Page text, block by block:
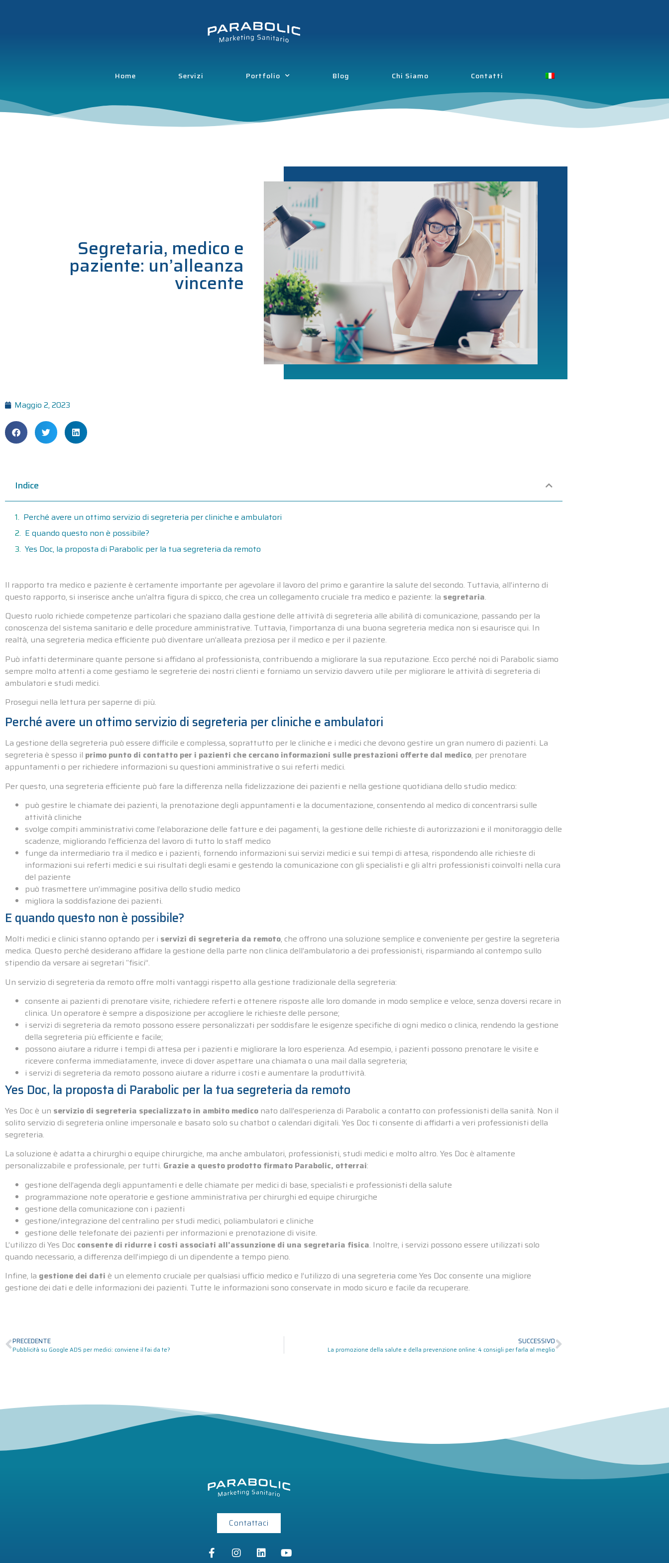
Home Servizi Portfolio Blog Chi Siamo Contatti
Segretaria, medico e
paziente: un’alleanza
vincente
Maggio 2, 2023
Indice
Perché avere un ottimo servizio di segreteria per cliniche e ambulatori
E quando questo non è possibile?
Yes Doc, la proposta di Parabolic per la tua segreteria da remoto
Il rapporto tra medico e paziente è certamente importante per agevolare il lavoro del primo e garantire la salute del secondo. Tuttavia, all’interno di
questo rapporto, si inserisce anche un’altra figura di spicco, che crea un collegamento cruciale tra medico e paziente: la segretaria.
Questo ruolo richiede competenze particolari che spaziano dalla gestione delle attività di segreteria alle abilità di comunicazione, passando per la
conoscenza del sistema sanitario e delle procedure amministrative. Tuttavia, l’importanza di una buona segreteria medica non si esaurisce qui. In
realtà, una segreteria medica efficiente può diventare un’alleata preziosa per il medico e per il paziente.
Può infatti determinare quante persone si affidano al professionista, contribuendo a migliorare la sua reputazione. Ecco perché noi di Parabolic siamo
sempre molto attenti a come gestiamo le segreterie dei nostri clienti e forniamo un servizio davvero utile per migliorare le attività di segreteria di
ambulatori e studi medici.
Prosegui nella lettura per saperne di più.
Perché avere un ottimo servizio di segreteria per cliniche e ambulatori
La gestione della segreteria può essere difficile e complessa, soprattutto per le cliniche e i medici che devono gestire un gran numero di pazienti. La
segreteria è spesso il primo punto di contatto per i pazienti che cercano informazioni sulle prestazioni offerte dal medico, per prenotare
appuntamenti o per richiedere informazioni su questioni amministrative o sui referti medici.
Per questo, una segreteria efficiente può fare la differenza nella fidelizzazione dei pazienti e nella gestione quotidiana dello studio medico:
può gestire le chiamate dei pazienti, la prenotazione degli appuntamenti e la documentazione, consentendo al medico di concentrarsi sulle
attività cliniche
svolge compiti amministrativi come l’elaborazione delle fatture e dei pagamenti, la gestione delle richieste di autorizzazioni e il monitoraggio delle
scadenze, migliorando l’efficienza del lavoro di tutto lo staff medico
funge da intermediario tra il medico e i pazienti, fornendo informazioni sui servizi medici e sui tempi di attesa, rispondendo alle richieste di
informazioni sui referti medici e sui risultati degli esami e gestendo la comunicazione con gli specialisti e gli altri professionisti coinvolti nella cura
del paziente
può trasmettere un’immagine positiva dello studio medico
migliora la soddisfazione dei pazienti.
E quando questo non è possibile?
Molti medici e clinici stanno optando per i servizi di segreteria da remoto, che offrono una soluzione semplice e conveniente per gestire la segreteria
medica. Questo perché desiderano affidare la gestione della parte non clinica dell’ambulatorio a dei professionisti, risparmiando al contempo sullo
stipendio da versare ai segretari “fisici”.
Un servizio di segreteria da remoto offre molti vantaggi rispetto alla gestione tradizionale della segreteria:
consente ai pazienti di prenotare visite, richiedere referti e ottenere risposte alle loro domande in modo semplice e veloce, senza doversi recare in
clinica. Un operatore è sempre a disposizione per accogliere le richieste delle persone;
i servizi di segreteria da remoto possono essere personalizzati per soddisfare le esigenze specifiche di ogni medico o clinica, rendendo la gestione
della segreteria più efficiente e facile;
possono aiutare a ridurre i tempi di attesa per i pazienti e migliorare la loro esperienza. Ad esempio, i pazienti possono prenotare le visite e
ricevere conferma immediatamente, invece di dover aspettare una chiamata o una mail dalla segreteria;
i servizi di segreteria da remoto possono aiutare a ridurre i costi e aumentare la produttività.
Yes Doc, la proposta di Parabolic per la tua segreteria da remoto
Yes Doc è un servizio di segreteria specializzato in ambito medico nato dall’esperienza di Parabolic a contatto con professionisti della sanità. Non il
solito servizio di segreteria online impersonale e basato solo su chatbot o calendari digitali. Yes Doc ti consente di affidarti a veri professionisti della
segreteria.
La soluzione è adatta a chirurghi o equipe chirurgiche, ma anche ambulatori, professionisti, studi medici e molto altro. Yes Doc è altamente
personalizzabile e professionale, per tutti. Grazie a questo prodotto firmato Parabolic, otterrai:
gestione dell’agenda degli appuntamenti e delle chiamate per medici di base, specialisti e professionisti della salute
programmazione note operatorie e gestione amministrativa per chirurghi ed equipe chirurgiche
gestione della comunicazione con i pazienti
gestione/integrazione del centralino per studi medici, poliambulatori e cliniche
gestione delle telefonate dei pazienti per informazioni e prenotazione di visite.
L’utilizzo di Yes Doc consente di ridurre i costi associati all’assunzione di una segretaria fisica. Inoltre, i servizi possono essere utilizzati solo
quando necessario, a differenza dell’impiego di un dipendente a tempo pieno.
Infine, la gestione dei dati è un elemento cruciale per qualsiasi ufficio medico e l’utilizzo di una segreteria come Yes Doc consente una migliore
gestione dei dati e delle informazioni dei pazienti. Tutte le informazioni sono conservate in modo sicuro e facile da recuperare.
PRECEDENTE
Pubblicità su Google ADS per medici: conviene il fai da te?
SUCCESSIVO
La promozione della salute e della prevenzione online: 4 consigli per farla al meglio
Contattaci